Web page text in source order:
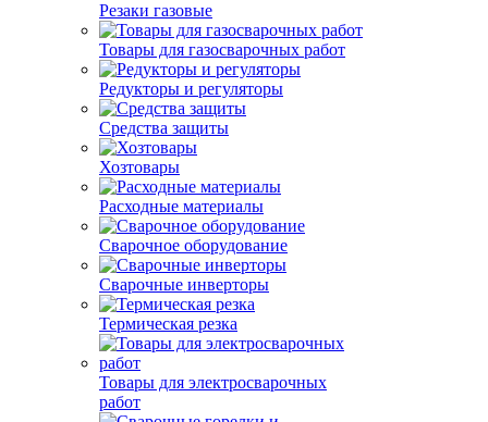
Резаки газовые
Товары для газосварочных работ
Редукторы и регуляторы
Средства защиты
Хозтовары
Расходные материалы
Сварочное оборудование
Сварочные инверторы
Термическая резка
Товары для электросварочных
работ